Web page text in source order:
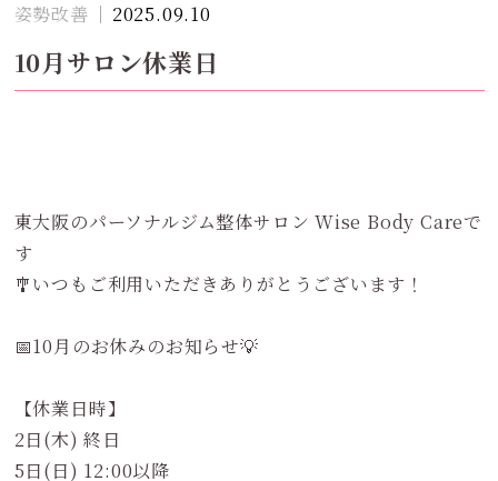
姿勢改善
2025.09.10
10月サロン休業日
東大阪のパーソナルジム整体サロン Wise Body Careで
す
🎐いつもご利用いただきありがとうございます！
📅10月のお休みのお知らせ💡
【休業日時】
2日(木) 終日
5日(日) 12:00以降